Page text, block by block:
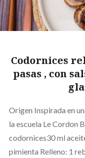
Codornices
pasas , con
Origen Inspirada en
la escuela Le Cordon
codornices30 ml
pimienta Relleno: 1